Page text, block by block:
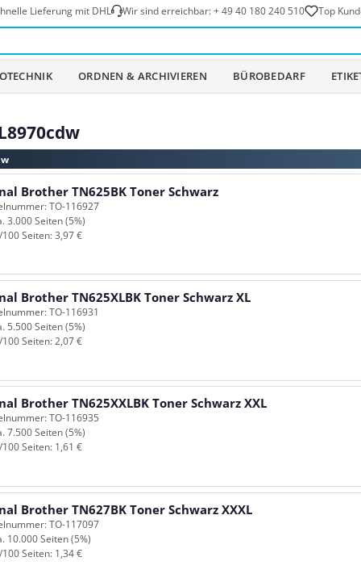
Lieferung mit DHL Wir sind erreichbar:+ 49 40 180 240 510 Top
ORDNEN & ARCHIVIEREN BÜROBEDARF
Brother TN625BK Toner Schwarz
TO-116927
3.000 Seiten (5%)
Seiten: 3,97 €
Brother TN625XLBK Toner Schwarz XL
TO-116931
5.500 Seiten (5%)
Seiten: 2,07 €
Brother TN625XXLBK Toner Schwarz XXL
TO-116935
7.500 Seiten (5%)
Seiten: 1,61 €
Brother TN627BK Toner Schwarz XXXL
TO-117097
10.000 Seiten (5%)
Seiten: 1,34 €